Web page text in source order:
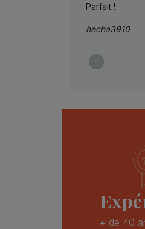
Parfait !
hecha3910
<
+ de 40